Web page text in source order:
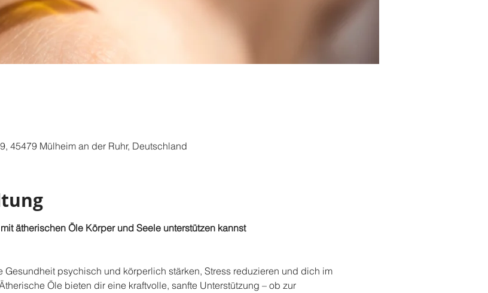
45479 Mülheim an der Ruhr, Deutschland
ätherischen Öle Körper und Seele unterstützen kannst
Gesundheit psychisch und körperlich stärken, Stress reduzieren und dich im
Öle bieten dir eine kraftvolle, sanfte Unterstützung – ob zur